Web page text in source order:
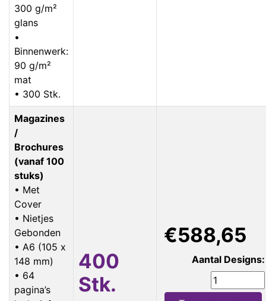
300 g/m²
glans
•
Binnenwerk:
90 g/m²
mat
• 300 Stk.
Magazines
/
Brochures
(vanaf 100
stuks)
• Met
Cover
• Nietjes
Gebonden
• A6 (105 x
148 mm)
• 64
pagina’s
400
Stk.
€588,65
Aantal Designs: